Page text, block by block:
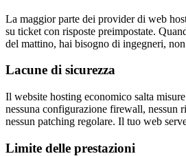
La maggior parte dei provider di web
su ticket con risposte preimpostate.
del mattino, hai bisogno di ingegneri,
Lacune di sicurezza
Il website hosting economico salta
nessuna configurazione firewall, nessun
nessun patching regolare. Il tuo web
Limite delle prestazioni